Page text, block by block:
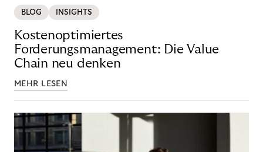
BLOG INSIGHTS
Kostenoptimiertes
Forderungsmanagement: Die Value
Chain neu denken
MEHR LESEN